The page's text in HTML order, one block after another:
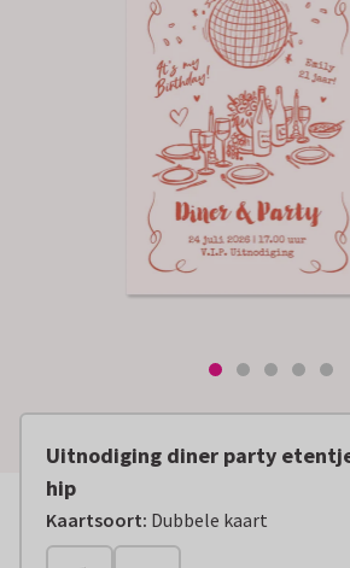
Uitnodiging diner party
hip
Kaartsoort: Dubbele kaart